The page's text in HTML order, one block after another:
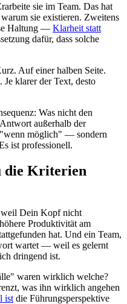
sie im Team. Das hat
sie existieren. Zweitens
Haltung — Klarheit statt
dafür, dass solche
Auf einer halben Seite.
klarer der Text, desto
Was nicht den
außerhalb der
möglich" — sondern
ist professionell.
die Kriterien
weil Dein Kopf nicht
Produktivität am
hat. Und ein Team,
wartet — weil es gelernt
dringend ist.
waren wirklich welche?
was ihn wirklich angehen
ist die Führungsperspektive